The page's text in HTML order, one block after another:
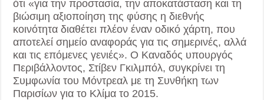
ότι «για την προστασία, την αποκατάσταση και τη
βιώσιμη αξιοποίηση της φύσης η διεθνής
κοινότητα διαθέτει πλέον έναν οδικό χάρτη, που
αποτελεί σημείο αναφοράς για τις σημερινές, αλλά
και τις επόμενες γενιές». Ο Καναδός υπουργός
Περιβάλλοντος, Στίβεν Γκιλμπόλ, συγκρίνει τη
Συμφωνία του Μόντρεαλ με τη Συνθήκη των
Παρισίων για το Κλίμα το 2015.